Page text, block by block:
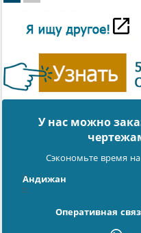
У нас можно
Сэкономьте время
Андижан
Оперативная